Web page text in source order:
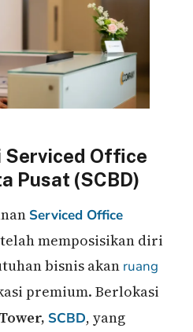
Serviced Office
Pusat (SCBD)
Serviced Office
telah memposisikan diri
bisnis akan ruang
premium. Berlokasi
SCBD, yang